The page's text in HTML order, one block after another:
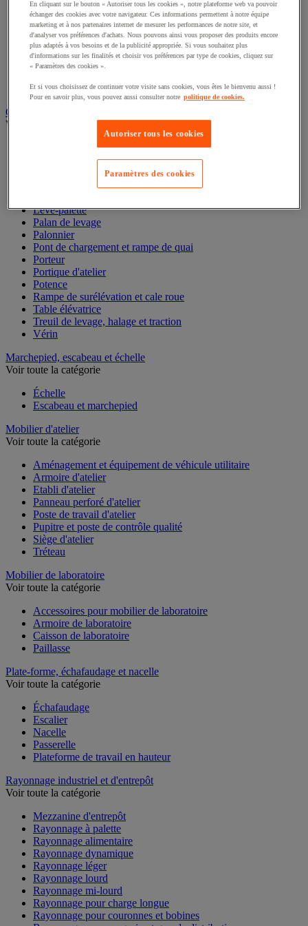
Maillon et maille
Manille et émerillon
Pince de levage
Réa et poulie de levage
Sandow
Tendeur
Gerbeur, palan et appareil de levage
Voir toute la catégorie
Chandelle et béquille de sécurité
Élévateur de matériaux
Lève-palette
Palan de levage
Palonnier
Pont de chargement et rampe de quai
Porteur
Portique d'atelier
Potence
Rampe de surélévation et cale roue
Table élévatrice
Treuil de levage, halage et traction
Vérin
Marchepied, escabeau et échelle
Voir toute la catégorie
Échelle
Escabeau et marchepied
Mobilier d'atelier
Voir toute la catégorie
Aménagement et équipement de véhicule utilitaire
Armoire d'atelier
Etabli d'atelier
Panneau perforé d'atelier
Poste de travail d'atelier
Pupitre et poste de contrôle qualité
Siège d'atelier
Tréteau
Mobilier de laboratoire
Voir toute la catégorie
Accessoires pour mobilier de laboratoire
Armoire de laboratoire
Caisson de laboratoire
Paillasse
Plate-forme, échafaudage et nacelle
Voir toute la catégorie
Échafaudage
Escalier
Nacelle
Passerelle
Plateforme de travail en hauteur
Rayonnage industriel et d'entrepôt
Voir toute la catégorie
Mezzanine d'entrepôt
Rayonnage à palette
Rayonnage alimentaire
Rayonnage dynamique
Rayonnage léger
Rayonnage lourd
Rayonnage mi-lourd
Rayonnage pour charge longue
Rayonnage pour couronnes et bobines
En cliquant sur le bouton « Autoriser tous les cookies », notre plateforme web va pouvoir
échanger des cookies avec votre navigateur. Ces informations permettent à notre équipe
marketing et à nos partenaires internet de mesurer les performances de notre site, et
d'analyser vos préférences d'achats. Nous pouvons ainsi vous proposer des produits encore
plus adaptés à vos besoins et de la publicité appropriée. Si vous souhaitez plus
d'informations sur les finalités et choisir vos préférences par type de cookies, cliquez sur
« Paramètres des cookies ».
Et si vous choisissez de continuer votre visite sans cookies, vous êtes le bienvenu aussi !
Pour en savoir plus, vous pouvez aussi consulter notre politique de cookies.
Autoriser tous les cookies
Paramètres des cookies